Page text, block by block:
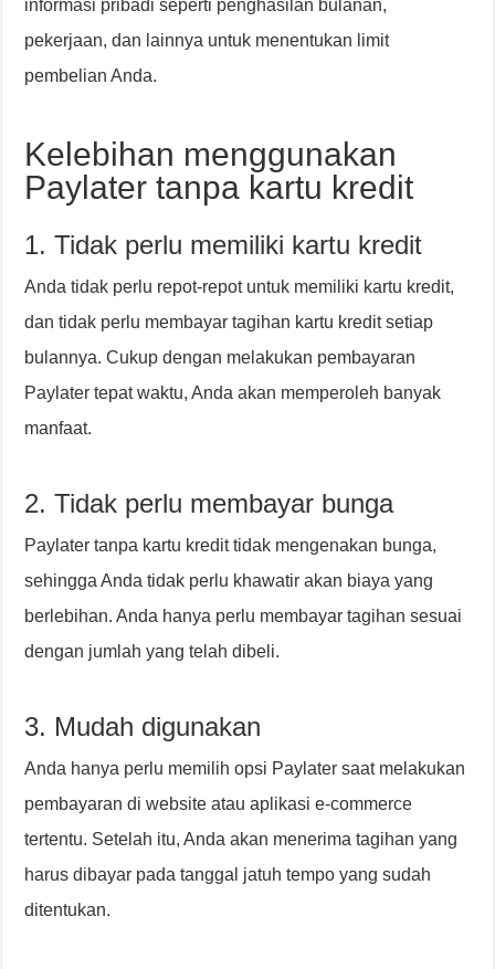
informasi pribadi seperti penghasilan bulanan,
pekerjaan, dan lainnya untuk menentukan limit
pembelian Anda.
Kelebihan menggunakan
Paylater tanpa kartu kredit
1. Tidak perlu memiliki kartu kredit
Anda tidak perlu repot-repot untuk memiliki kartu kredit,
dan tidak perlu membayar tagihan kartu kredit setiap
bulannya. Cukup dengan melakukan pembayaran
Paylater tepat waktu, Anda akan memperoleh banyak
manfaat.
2. Tidak perlu membayar bunga
Paylater tanpa kartu kredit tidak mengenakan bunga,
sehingga Anda tidak perlu khawatir akan biaya yang
berlebihan. Anda hanya perlu membayar tagihan sesuai
dengan jumlah yang telah dibeli.
3. Mudah digunakan
Anda hanya perlu memilih opsi Paylater saat melakukan
pembayaran di website atau aplikasi e-commerce
tertentu. Setelah itu, Anda akan menerima tagihan yang
harus dibayar pada tanggal jatuh tempo yang sudah
ditentukan.